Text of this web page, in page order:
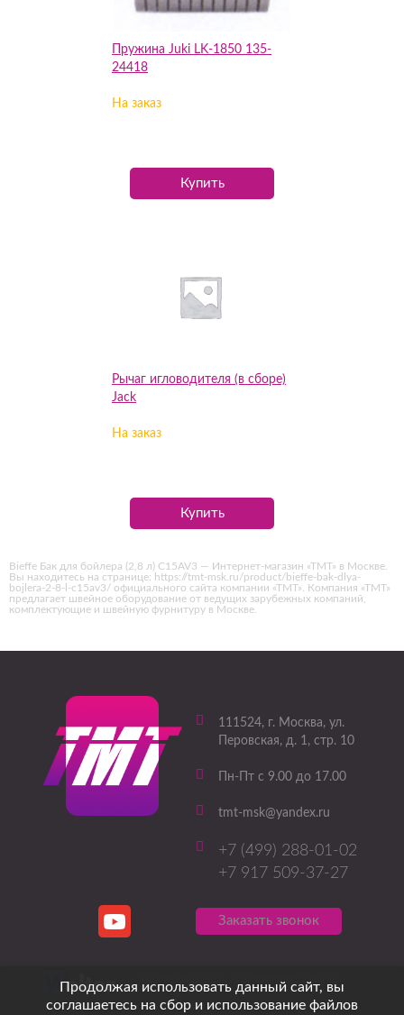
Пружина Juki LK-1850 135-
24418
На заказ
Купить
Рычаг игловодителя (в сборе)
Jack
На заказ
Купить
Bieffe Бак для бойлера (2,8 л) C15AV3 — Интернет-магазин «ТМТ» в Москве.
Вы находитесь на странице: https://tmt-msk.ru/product/bieffe-bak-dlya-
bojlera-2-8-l-c15av3/ официального сайта компании «ТМТ». Компания «ТМТ»
предлагает швейное оборудование от ведущих зарубежных компаний,
комплектующие и швейную фурнитуру в Москве.
111524, г. Москва, ул.
Перовская, д. 1, стр. 10
Пн-Пт с 9.00 до 17.00
tmt-msk@yandex.ru
+7 (499) 288-01-02
+7 917 509-37-27
Заказать звонок
Продолжая использовать данный сайт, вы
соглашаетесь на сбор и использование файлов